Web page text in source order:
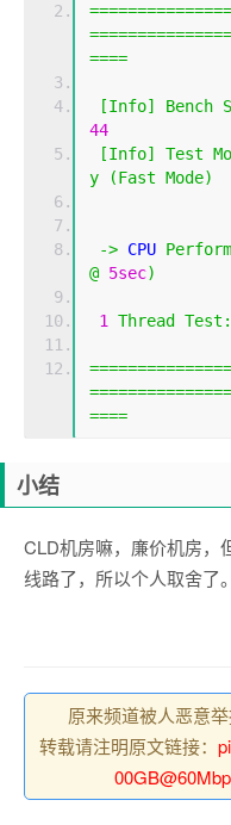
====
[Info] Bench
44
[Info] Test
y
(Fast Mode)
-> CPU
@ 5sec)
1 Thread Test :
====
小结
CLD机房嘛，廉价机房，
线路了，所以个人取舍了。
原来频道被人恶意
转载请注明原文链接：